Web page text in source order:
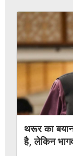
थरूर का
है, लेकिन